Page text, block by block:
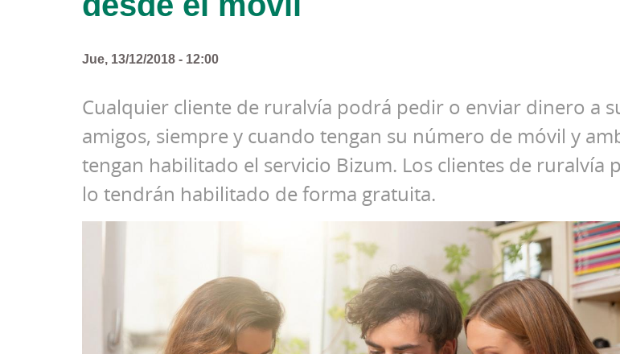
Jue, 13/12/2018 - 12:00
Cualquier cliente de ruralvía podrá pedir o enviar dinero a
amigos, siempre y cuando tengan su número de móvil y
tengan habilitado el servicio Bizum. Los clientes de ruralvía
lo tendrán habilitado de forma gratuita.